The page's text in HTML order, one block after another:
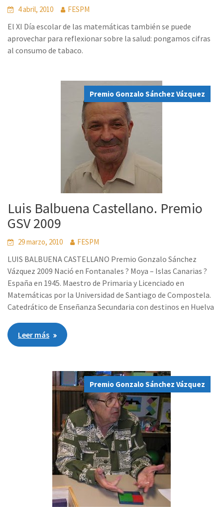
4 abril, 2010 FESPM
El XI Día escolar de las matemáticas también se puede
aprovechar para reflexionar sobre la salud: pongamos cifras
al consumo de tabaco.
Premio Gonzalo Sánchez Vázquez
Luis Balbuena Castellano. Premio
GSV 2009
29 marzo, 2010 FESPM
LUIS BALBUENA CASTELLANO Premio Gonzalo Sánchez
Vázquez 2009 Nació en Fontanales ? Moya – Islas Canarias ?
España en 1945. Maestro de Primaria y Licenciado en
Matemáticas por la Universidad de Santiago de Compostela.
Catedrático de Enseñanza Secundaria con destinos en Huelva
Leer más
Premio Gonzalo Sánchez Vázquez